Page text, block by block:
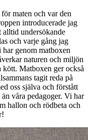
maten och var den
introducerade jag
undersökande
och varje gång jag
genom matboxen
naturen och miljön
kött. Matboxen ger också
tagit reda på
oss själva och förstått
våra pedagoger. Vi har
hallon och rödbeta och